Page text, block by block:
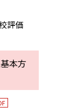
評価
本方